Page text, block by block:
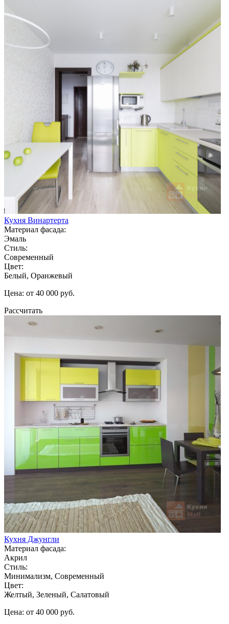
Кухня Винартерта
Материал фасада:
Эмаль
Стиль:
Современный
Цвет:
Белый, Оранжевый
Цена: от 40 000 руб.
Рассчитать
Кухня Джунгли
Материал фасада:
Акрил
Стиль:
Минимализм, Современный
Цвет:
Желтый, Зеленый, Салатовый
Цена: от 40 000 руб.